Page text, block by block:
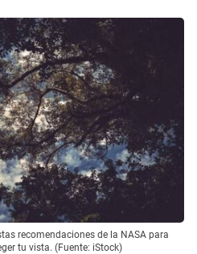
recomendaciones de la NASA para
tu vista. (Fuente: iStock)